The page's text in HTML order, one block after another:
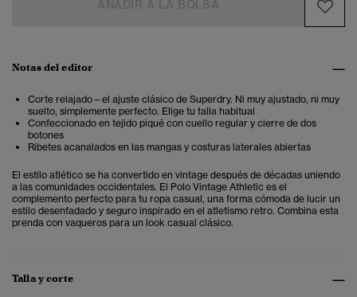
Notas del editor
Corte relajado – el ajuste clásico de Superdry. Ni muy ajustado, ni muy
suelto, simplemente perfecto. Elige tu talla habitual
Confeccionado en tejido piqué con cuello regular y cierre de dos
botones
Ribetes acanalados en las mangas y costuras laterales abiertas
El estilo atlético se ha convertido en vintage después de décadas uniendo
a las comunidades occidentales. El Polo Vintage Athletic es el
complemento perfecto para tu ropa casual, una forma cómoda de lucir un
estilo desenfadado y seguro inspirado en el atletismo retro. Combina esta
prenda con vaqueros para un look casual clásico.
Talla y corte